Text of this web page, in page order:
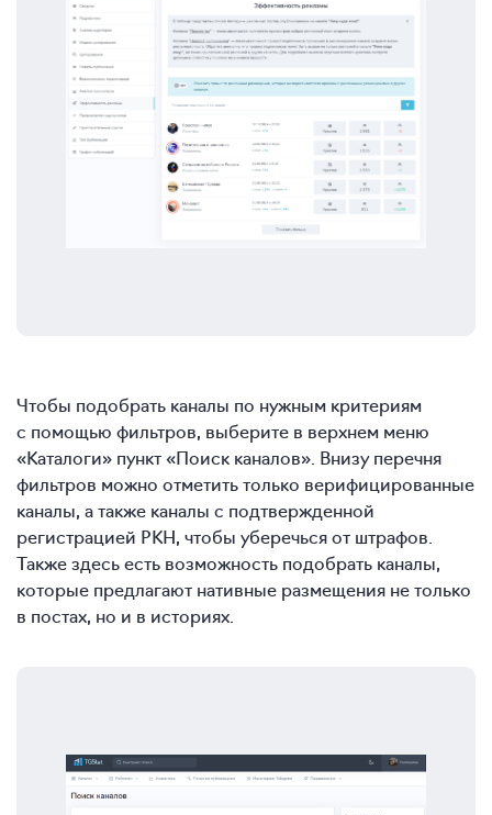
Чтобы подобрать каналы по нужным критериям
с помощью фильтров, выберите в верхнем меню
«Каталоги» пункт «Поиск каналов». Внизу перечня
фильтров можно отметить только верифицированные
каналы, а также каналы с подтвержденной
регистрацией РКН, чтобы уберечься от штрафов.
Также здесь есть возможность подобрать каналы,
которые предлагают нативные размещения не только
в постах, но и в историях.